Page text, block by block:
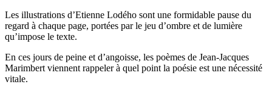
Les illustrations d’Etienne Lodého sont une formidable pause du
regard à chaque page, portées par le jeu d’ombre et de lumière
qu’impose le texte.
En ces jours de peine et d’angoisse, les poèmes de Jean-Jacques
Marimbert viennent rappeler à quel point la poésie est une nécessité
vitale.